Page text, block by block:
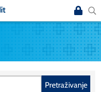
Pretraživanje